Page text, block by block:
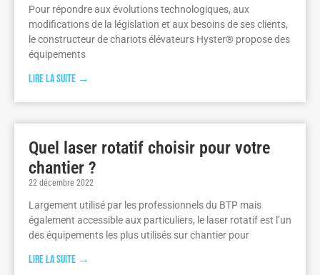
Pour répondre aux évolutions technologiques, aux
modifications de la législation et aux besoins de ses clients,
le constructeur de chariots élévateurs Hyster® propose des
équipements
Lire la suite →
Quel laser rotatif choisir pour votre
chantier ?
22 décembre 2022
Largement utilisé par les professionnels du BTP mais
également accessible aux particuliers, le laser rotatif est l’un
des équipements les plus utilisés sur chantier pour
Lire la suite →